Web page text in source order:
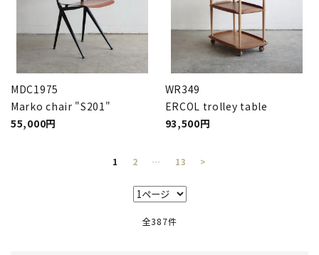
MDC1975
Marko chair "S201"
55,000円
WR349
ERCOL trolley table
93,500円
1 2 … 13 >
全387件